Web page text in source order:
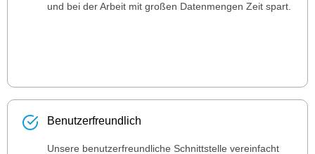
und bei der Arbeit mit großen Datenmengen Zeit spart.
Benutzerfreundlich
Unsere benutzerfreundliche Schnittstelle vereinfacht